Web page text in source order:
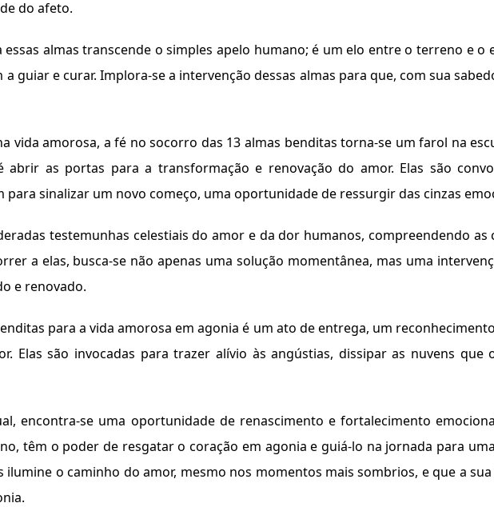
do afeto.
essas almas transcende o simples apelo humano; é um elo entre o terreno e
guiar e curar. Implora-se a intervenção dessas almas para que, com sua
vida amorosa, a fé no socorro das 13 almas benditas torna-se um farol na
abrir as portas para a transformação e renovação do amor. Elas são
para sinalizar um novo começo, uma oportunidade de ressurgir das cinzas
testemunhas celestiais do amor e da dor humanos, compreendendo
a elas, busca-se não apenas uma solução momentânea, mas uma
e renovado.
para a vida amorosa em agonia é um ato de entrega, um
Elas são invocadas para trazer alívio às angústias, dissipar as nuvens
encontra-se uma oportunidade de renascimento e fortalecimento
têm o poder de resgatar o coração em agonia e guiá-lo na jornada para
ilumine o caminho do amor, mesmo nos momentos mais sombrios, e que a